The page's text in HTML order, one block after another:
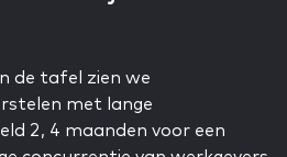
de tafel zien we
met lange
2, 4 maanden voor een